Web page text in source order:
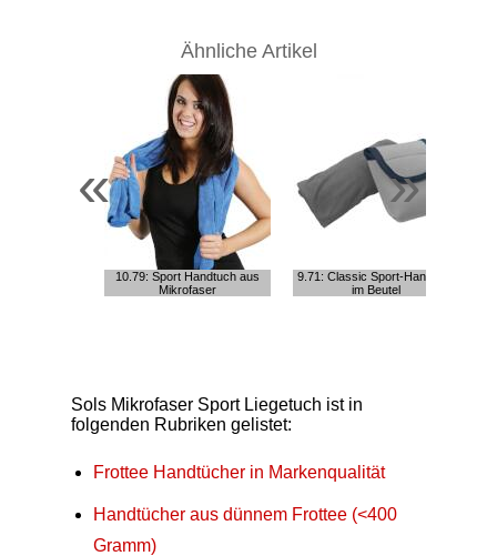
Ähnliche Artikel
«
10.79: Sport Handtuch aus
Mikrofaser
9.71: Classic Sport-Handtuch
im Beutel
»
Sols Mikrofaser Sport Liegetuch ist in
folgenden Rubriken gelistet:
Frottee Handtücher in Markenqualität
Handtücher aus dünnem Frottee (<400
Gramm)